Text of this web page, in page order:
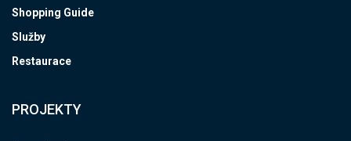
Shopping Guide
Služby
Restaurace
PROJEKTY